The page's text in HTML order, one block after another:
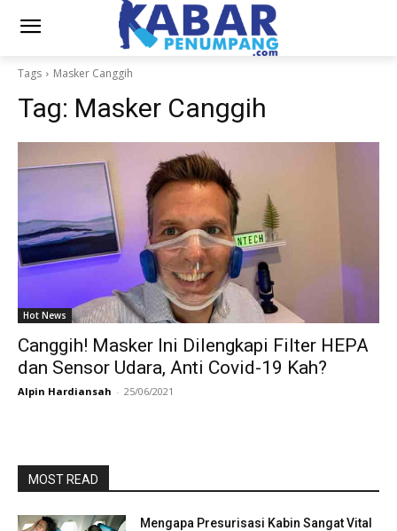
Tags Masker Canggih
Tag: Masker Canggih
Hot News
Canggih! Masker Ini Dilengkapi Filter HEPA
dan Sensor Udara, Anti Covid-19 Kah?
Alpin Hardiansah - 25/06/2021
MOST READ
Mengapa Presurisasi Kabin Sangat Vital